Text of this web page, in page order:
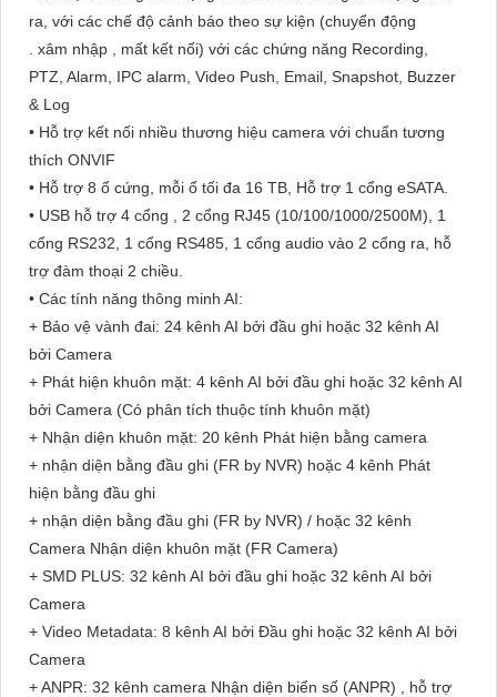
ra, với các chế độ cảnh báo theo sự kiện (chuyển động
. xâm nhập , mất kết nối) với các chứng năng Recording,
PTZ, Alarm, IPC alarm, Video Push, Email, Snapshot, Buzzer
& Log
• Hỗ trợ kết nối nhiều thương hiệu camera với chuẩn tương
thích ONVIF
• Hỗ trợ 8 ổ cứng, mỗi ổ tối đa 16 TB, Hỗ trợ 1 cổng eSATA.
• USB hỗ trợ 4 cổng , 2 cổng RJ45 (10/100/1000/2500M), 1
cổng RS232, 1 cổng RS485, 1 cổng audio vào 2 cổng ra, hỗ
trợ đàm thoại 2 chiều.
• Các tính năng thông minh AI:
+ Bảo vệ vành đai: 24 kênh AI bởi đầu ghi hoặc 32 kênh AI
bởi Camera
+ Phát hiện khuôn mặt: 4 kênh AI bởi đầu ghi hoặc 32 kênh AI
bởi Camera (Có phân tích thuộc tính khuôn mặt)
+ Nhận diện khuôn mặt: 20 kênh Phát hiện bằng camera
+ nhận diện bằng đầu ghi (FR by NVR) hoặc 4 kênh Phát
hiện bằng đầu ghi
+ nhận diện bằng đầu ghi (FR by NVR) / hoặc 32 kênh
Camera Nhận diện khuôn mặt (FR Camera)
+ SMD PLUS: 32 kênh AI bởi đầu ghi hoặc 32 kênh AI bởi
Camera
+ Video Metadata: 8 kênh AI bởi Đầu ghi hoặc 32 kênh AI bởi
Camera
+ ANPR: 32 kênh camera Nhận diện biển số (ANPR) , hỗ trợ